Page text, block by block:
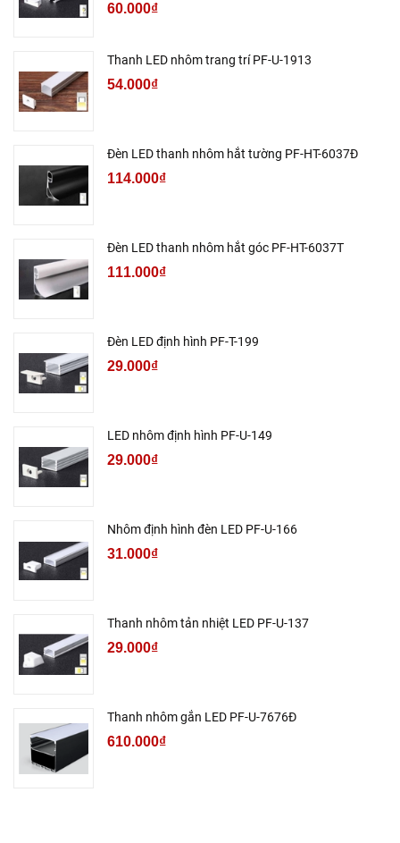
60.000₫
Thanh LED nhôm trang trí PF-U-1913
54.000₫
Đèn LED thanh nhôm hắt tường PF-HT-6037Đ
114.000₫
Đèn LED thanh nhôm hắt góc PF-HT-6037T
111.000₫
Đèn LED định hình PF-T-199
29.000₫
LED nhôm định hình PF-U-149
29.000₫
Nhôm định hình đèn LED PF-U-166
31.000₫
Thanh nhôm tản nhiệt LED PF-U-137
29.000₫
Thanh nhôm gắn LED PF-U-7676Đ
610.000₫